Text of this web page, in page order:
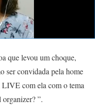
que levou um choque,
ser convidada pela home
com ela com o tema
”.